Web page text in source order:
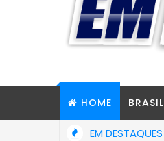
HOME BRASIL
EM DESTAQUES